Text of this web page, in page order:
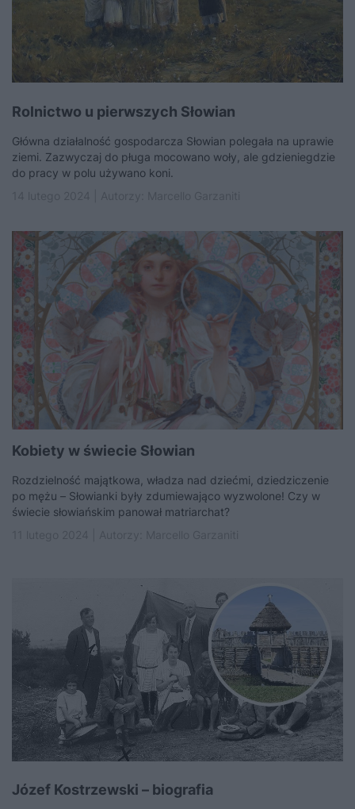
Rolnictwo u pierwszych Słowian
Główna działalność gospodarcza Słowian polegała na uprawie
ziemi. Zazwyczaj do pługa mocowano woły, ale gdzieniegdzie
do pracy w polu używano koni.
Kobiety w świecie Słowian
Rozdzielność majątkowa, władza nad dziećmi, dziedziczenie
po mężu – Słowianki były zdumiewająco wyzwolone! Czy w
świecie słowiańskim panował matriarchat?
Józef Kostrzewski – biografia